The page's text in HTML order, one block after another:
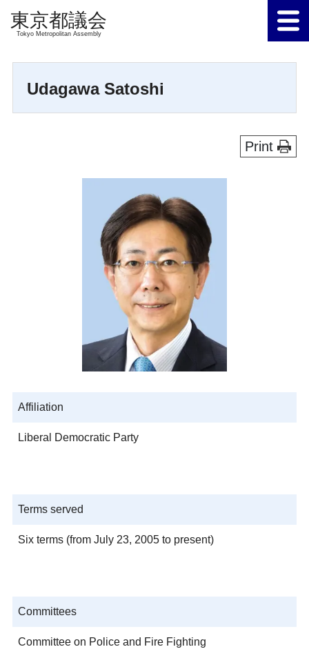
Tokyo Metropolitan Assembly
Udagawa Satoshi
Print
Affiliation
Liberal Democratic Party
Terms served
Six terms (from July 23, 2005 to present)
Committees
Committee on Police and Fire Fighting